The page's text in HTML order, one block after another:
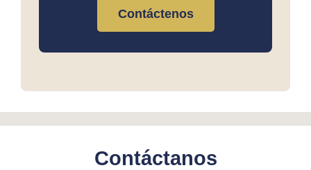
Contáctenos
Contáctanos